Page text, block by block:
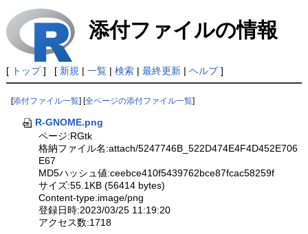
添付ファイルの情報
[ トップ] [ 新規 | 一覧| 検索| 最終更新| ヘルプ]
[添付ファイル一覧 ] [全ページの添付ファイル一覧
R-GNOME.png
ページ:RGtk
格納ファイル名:attach/5247746B_522D474E4F4D452E706
E67
MD5ハッシュ値:ceebce410f5439762bce87fcac58259f
サイズ:55.1KB (56414 bytes)
Content-type:image/png
登録日時:2023/03/25 11:19:20
アクセス数:1718